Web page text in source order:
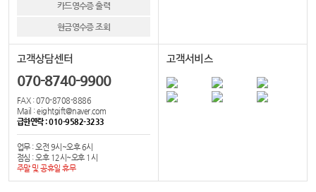
카드영수증 출력
현금영수증 조회
고객상담센터
070-8740-9900
FAX : 070-8708-8886
Mail : eightgift@naver.com
급한연락 : 010-9582-3233
업무 : 오전 9시~오후 6시
점심 : 오후 12시~오후 1시
주말 및 공휴일 휴무
고객서비스